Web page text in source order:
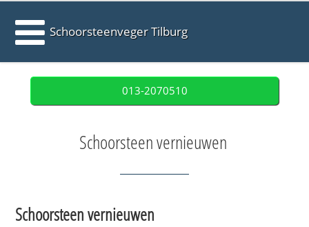
Schoorsteenveger Tilburg
013-2070510
Schoorsteen vernieuwen
Schoorsteen vernieuwen